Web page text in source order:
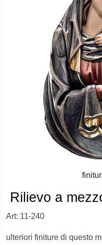
Rilievo a
Art: 11-240
ulteriori finiture di questo